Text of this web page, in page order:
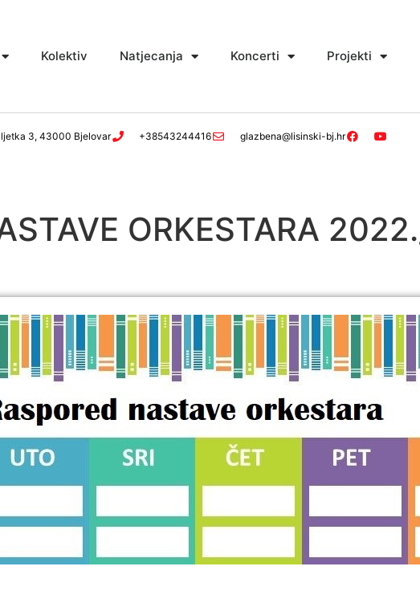
Kolektiv Natjecanja Koncerti Projekti
3, 43000 Bjelovar +38543244416 glazbena@lisinski-bj.hr
ORKESTARA